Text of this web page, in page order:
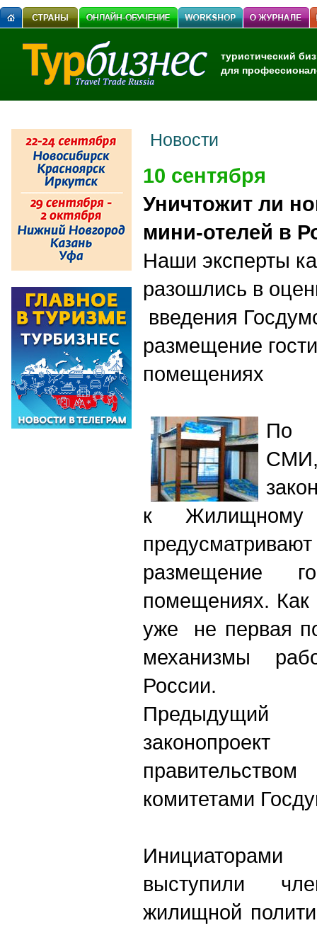
туристический
для
Новости
10 сентября
Уничтожит ли
мини-отелей в
Наши эксперты
разошлись в
введения
размещение
помещениях
По
к Жилищному
размещение
помещениях.
уже не первая
механизмы
России.
комитетами
выступили
жилищной